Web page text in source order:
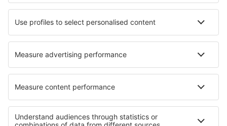
Die besten Unterkünfte - Regionen
Unterkunft in Antalya Region Unterkunft in Dalaman Region
Unterkunft auf der Central Anatolia
Unterkunft an der Schwarzmeerküste Unterkunft auf Sylt